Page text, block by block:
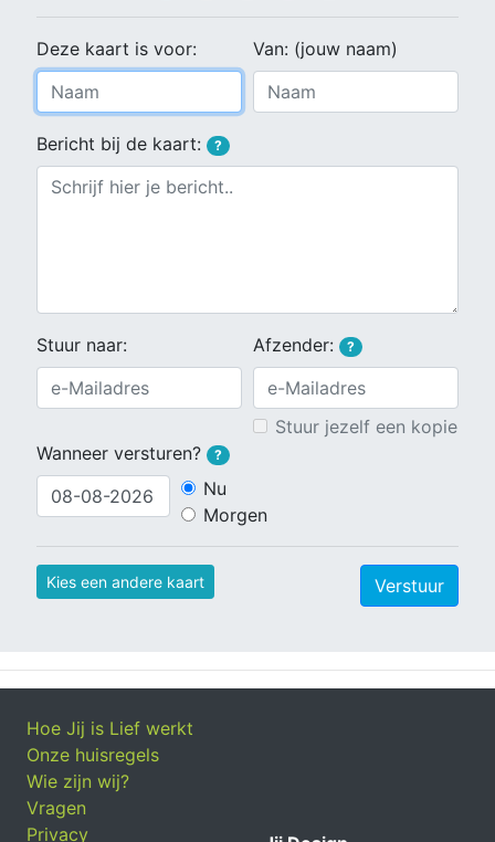
Deze kaart is voor: Van: (jouw naam)
Bericht bij de kaart: ?
Stuur naar: Afzender: ?
Stuur jezelf een kopie
Wanneer versturen?
?
Nu
Morgen
Kies een andere kaart Verstuur
Hoe Jij is Lief werkt
Onze huisregels
Wie zijn wij?
Vragen
Privacy